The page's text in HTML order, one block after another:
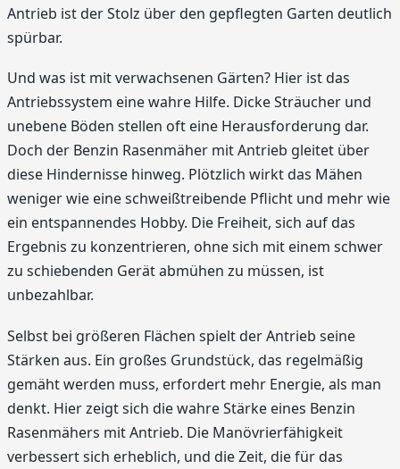
Antrieb ist der Stolz über den gepflegten Garten deutlich
spürbar.
Und was ist mit verwachsenen Gärten? Hier ist das
Antriebssystem eine wahre Hilfe. Dicke Sträucher und
unebene Böden stellen oft eine Herausforderung dar.
Doch der Benzin Rasenmäher mit Antrieb gleitet über
diese Hindernisse hinweg. Plötzlich wirkt das Mähen
weniger wie eine schweißtreibende Pflicht und mehr wie
ein entspannendes Hobby. Die Freiheit, sich auf das
Ergebnis zu konzentrieren, ohne sich mit einem schwer
zu schiebenden Gerät abmühen zu müssen, ist
unbezahlbar.
Selbst bei größeren Flächen spielt der Antrieb seine
Stärken aus. Ein großes Grundstück, das regelmäßig
gemäht werden muss, erfordert mehr Energie, als man
denkt. Hier zeigt sich die wahre Stärke eines Benzin
Rasenmähers mit Antrieb. Die Manövrierfähigkeit
verbessert sich erheblich, und die Zeit, die für das